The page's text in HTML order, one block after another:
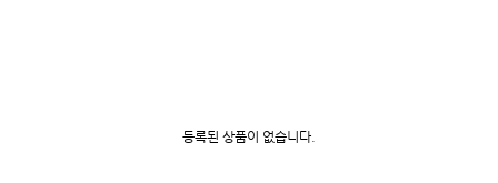
등록된 상품이 없습니다.